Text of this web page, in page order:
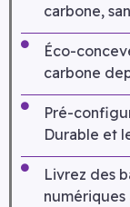
carbone,
Éco-
carbone
Pré-
Durable et
Livrez des
numériques